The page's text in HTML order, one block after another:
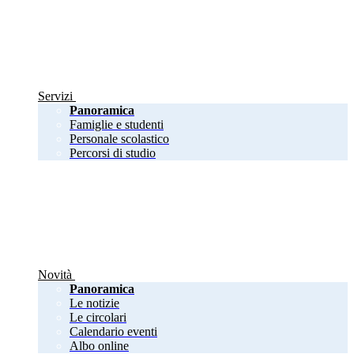
Servizi
Panoramica
Famiglie e studenti
Personale scolastico
Percorsi di studio
Novità
Panoramica
Le notizie
Le circolari
Calendario eventi
Albo online